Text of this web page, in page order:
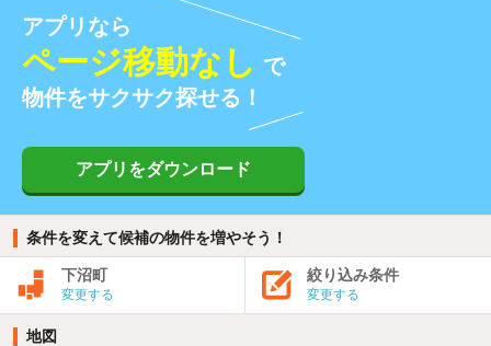
アプリなら
ページ移動なし で
物件をサクサク探せる！
アプリをダウンロード
条件を変えて候補の物件を増やそう！
下沼町
変更する
絞り込み条件
変更する
地図